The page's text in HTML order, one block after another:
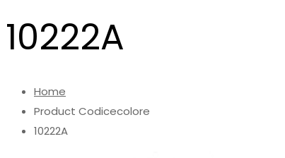
10222A
Home
Product Codicecolore
10222A